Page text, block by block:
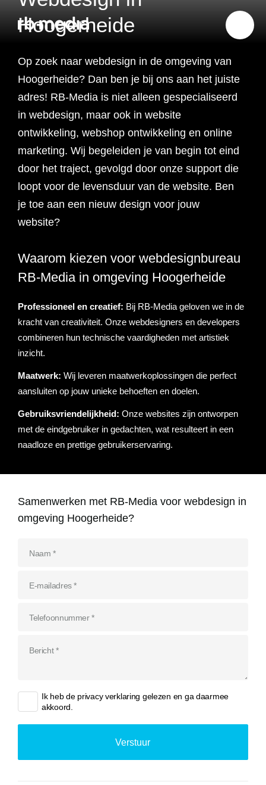
Website ontwikkeling
Website ontwikkeling
Website laten maken
Werken bij website
Webdesign bureau
Webshop ontwikkeling
Shopify webshop
ontwikkeling
Webshop laten maken
Zoho webshop
Recruitment websites
Carerix website
Bullhorn website
Vastgoed websites
Realworks website
Branding & Strategie
Branding
Merkverhaal
Doelgroep analyse
Klantreis in kaart
brengen
Strategie
Online marketing
strategie
Content strategie
Online marketing
Online marketing
Online marketing
bureau
Online marketing
uitbesteden
SEO
SEO onderzoek
SEO strategie
Advertising
Google shopping
Linkbuilding uitbesteden
E-mail marketing
uitbesteden
Data & inzicht
Website inzicht
Nulmeting website
Onderzoeken
instellen
Over ons
Referenties
Actueel
Contact
076 78 51 526
Hoogerheide
Op zoek naar webdesign in de omgeving van
Hoogerheide? Dan ben je bij ons aan het juiste
adres! RB-Media is niet alleen gespecialiseerd
in webdesign, maar ook in website
ontwikkeling, webshop ontwikkeling en online
marketing. Wij begeleiden je van begin tot eind
door het traject, gevolgd door onze support die
loopt voor de levensduur van de website. Ben
je toe aan een nieuw design voor jouw
website?
Samenwerken met RB-Media voor webdesign in
omgeving Hoogerheide?
Ik heb de privacy verklaring gelezen en ga daarmee
akkoord.
Waarom kiezen voor webdesignbureau
RB-Media in omgeving Hoogerheide
Professioneel en creatief: Bij RB-Media geloven we in de
kracht van creativiteit. Onze webdesigners en developers
combineren hun technische vaardigheden met artistiek
inzicht.
Maatwerk: Wij leveren maatwerkoplossingen die perfect
aansluiten op jouw unieke behoeften en doelen.
Gebruiksvriendelijkheid: Onze websites zijn ontworpen
met de eindgebruiker in gedachten, wat resulteert in een
naadloze en prettige gebruikerservaring.